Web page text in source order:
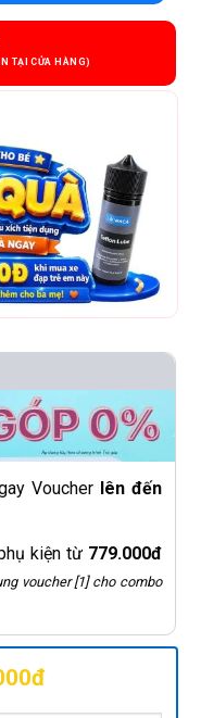
Voucher lên đến
kiện từ 779.000đ
voucher [1] cho combo